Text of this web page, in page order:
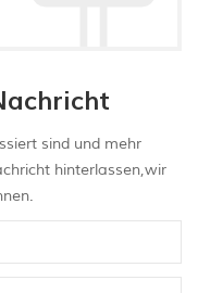
sind und mehr
hinterlassen,wir